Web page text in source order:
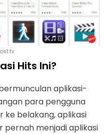
Hits Ini?
aplikasi-
para pengguna
ke belakang, aplikasi
menjadi aplikasi